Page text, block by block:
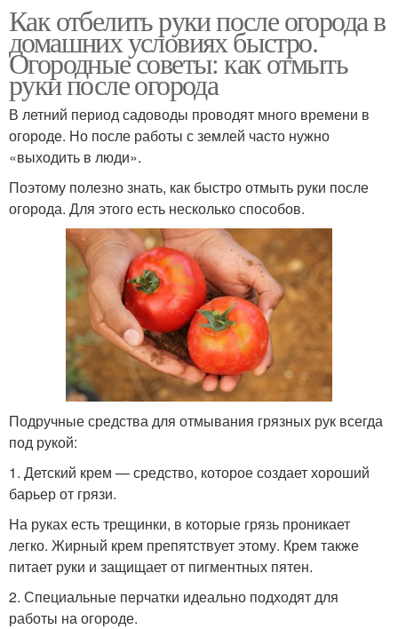
Как отбелить руки после огорода в
домашних условиях быстро.
Огородные советы: как отмыть
руки после огорода
В летний период садоводы проводят много времени в
огороде. Но после работы с землей часто нужно
«выходить в люди».
Поэтому полезно знать, как быстро отмыть руки после
огорода. Для этого есть несколько способов.
Подручные средства для отмывания грязных рук всегда
под рукой:
1. Детский крем — средство, которое создает хороший
барьер от грязи.
На руках есть трещинки, в которые грязь проникает
легко. Жирный крем препятствует этому. Крем также
питает руки и защищает от пигментных пятен.
2. Специальные перчатки идеально подходят для
работы на огороде.